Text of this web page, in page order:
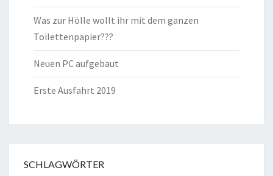
Was zur Hölle wollt ihr mit dem ganzen
Toilettenpapier???
Neuen PC aufgebaut
Erste Ausfahrt 2019
SCHLAGWÖRTER